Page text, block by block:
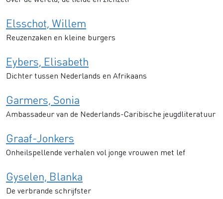
Elsschot, Willem
Reuzenzaken en kleine burgers
Eybers, Elisabeth
Dichter tussen Nederlands en Afrikaans
Garmers, Sonia
Ambassadeur van de Nederlands-Caribische jeugdliteratuur
Graaf-Jonkers
Onheilspellende verhalen vol jonge vrouwen met lef
Gyselen, Blanka
De verbrande schrijfster